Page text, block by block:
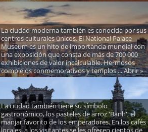
La ciudad moderna también es conocida por sus
centros culturales únicos. El National Palace
Museum es un hito de importancia mundial con
una exposición que consta de más de 700 000
exhibiciones de valor incalculable. Hermosos
complejos conmemorativos y templos ... Abrir »
La ciudad también tiene su símbolo
gastronómico, los pasteles de arroz 'Banh', el
manjar favorito de los emperadores. En los cafés
locales, a los visitantes se les ofrecen cientos de